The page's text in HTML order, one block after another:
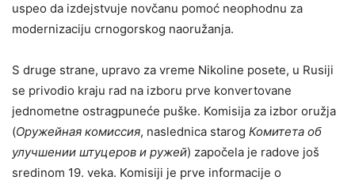
uspeo da izdejstvuje novčanu pomoć neophodnu za
modernizaciju crnogorskog naoružanja.
S druge strane, upravo za vreme Nikoline posete, u Rusiji
se privodio kraju rad na izboru prve konvertovane
jednometne ostragpuneće puške. Komisija za izbor oružja
(Оружейная комиссия, naslednica starog Комитета об
улучшении штуцеров и ружей) započela je radove još
sredinom 19. veka. Komisiji je prve informacije o